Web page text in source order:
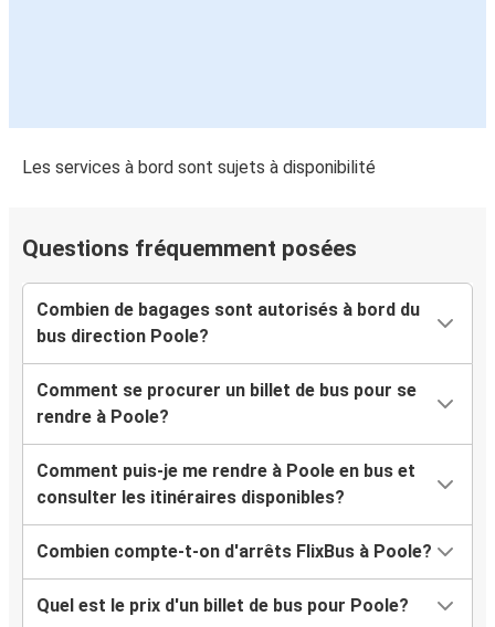
Les services à bord sont sujets à disponibilité
Questions fréquemment posées
Combien de bagages sont autorisés à bord du
bus direction Poole?
Comment se procurer un billet de bus pour se
rendre à Poole?
Comment puis-je me rendre à Poole en bus et
consulter les itinéraires disponibles?
Combien compte-t-on d'arrêts FlixBus à Poole?
Quel est le prix d'un billet de bus pour Poole?